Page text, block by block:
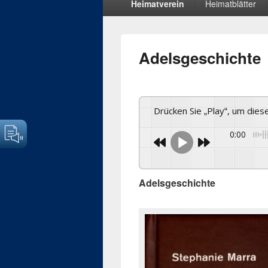
Heimatverein Heimatblätter
Adelsgeschichte
Drücken Sie „Play“, um
0:00
Adelsgeschichte